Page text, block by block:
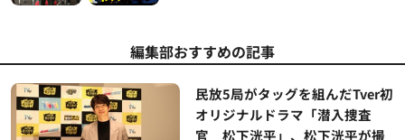
編集部おすすめの記事
民放5局がタッグを組んだTver初
オリジナルドラマ「潜入捜査
官 松下洸平」、松下洸平が撮